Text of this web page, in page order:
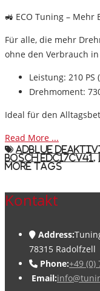
🚜 ECO Tuning – Mehr
Für alle, die mehr
ohne den Verbrauch
Leistung: 210 PS
Drehmoment:
Ideal für den
Read More ...
AdBlue
Bosch EDC17CV41
More Tags
Kontakt
Address:
78315 Radolfzell
Phone:+49 (0)
Email: